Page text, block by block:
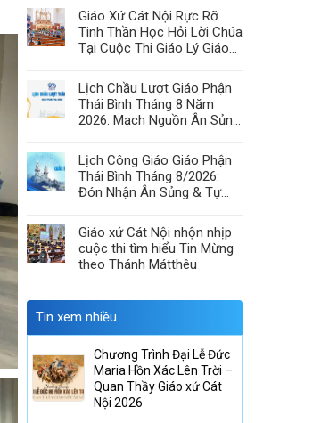
Giáo Xứ Cát Nội Rực Rỡ
Tinh Thần Học Hỏi Lời Chúa
Tại Cuộc Thi Giáo Lý Giáo
Lịch Chầu Lượt Giáo Phận
Thái Bình Tháng 8 Năm
2026: Mạch Nguồn Ân Sủng
Lịch Công Giáo Giáo Phận
Thái Bình Tháng 8/2026:
Đón Nhận Ân Sủng & Tự
Giáo xứ Cát Nội nhộn nhịp
cuộc thi tìm hiểu Tin Mừng
theo Thánh Mátthêu
Tin xem nhiều
Chương Trình Đại Lễ Đức
Maria Hồn Xác Lên Trời –
Quan Thầy Giáo xứ Cát
Nội 2026